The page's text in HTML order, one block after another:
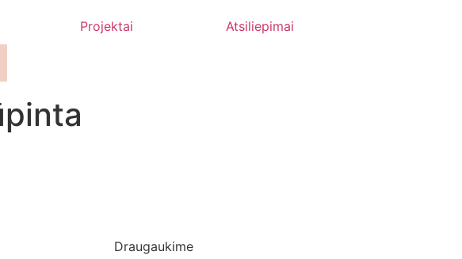
Projektai Atsiliepimai
Draugaukime